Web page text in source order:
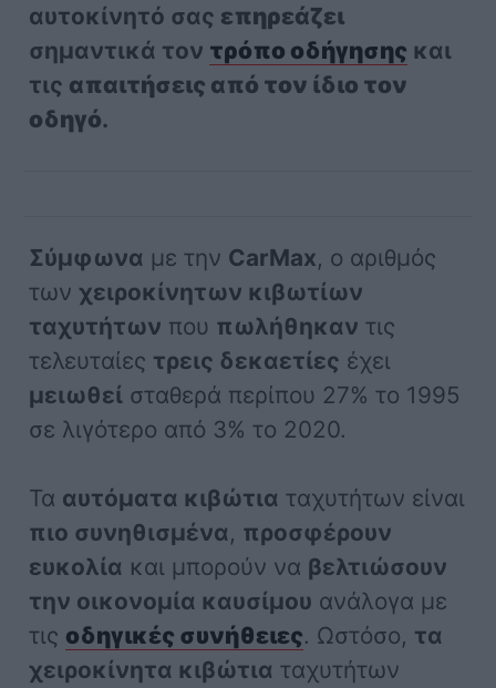
αυτοκίνητό σας επηρεάζει
σημαντικά τον τρόπο οδήγησης και
τις απαιτήσεις από τον ίδιο τον
οδηγό.
Σύμφωνα με την CarMax, ο αριθμός
τωνχειροκίνητων κιβωτίων
ταχυτήτων που πωλήθηκαν τις
τελευταίες τρεις δεκαετίες έχει
μειωθεί σταθερά περίπου 27% το 1995
σε λιγότερο από 3% το 2020.
Τα αυτόματα κιβώτια ταχυτήτων είναι
πιο συνηθισμένα, προσφέρουν
ευκολία και μπορούν να βελτιώσουν
την οικονομία καυσίμου ανάλογα με
τις οδηγικές συνήθειες. Ωστόσο, τα
χειροκίνητα κιβώτια ταχυτήτων